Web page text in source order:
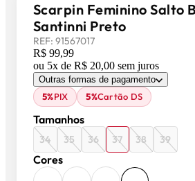
Scarpin Feminino Salto
Santinni Preto
REF: 91567017
R$ 99,99
ou 5x de R$ 20,00 sem juros
Outras formas de pagamento
5%PIX 5%Cartão DS
Tamanhos
34 35 36 37 38 39
Cores